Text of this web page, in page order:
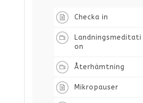
Checka in
Landningsmeditati
on
Återhämtning
Mikropauser